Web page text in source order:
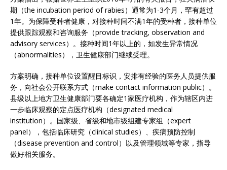
期（the incubation period of rabies）通常为1-3个月，罕有超过
1年。为保障受种者健康，对接种时间不满1年的受种者，接种单位
提供跟踪观察和咨询服务（provide tracking, observation and
advisory services）。接种时间1年以上的，如发生异常情况
（abnormalities），卫生健康部门继续受理。
方案明确，接种单位设置醒目标识，安排有经验的医务人员提供服
务，向社会公开联系方式（make contact information public）。
县级以上地方卫生健康部门要各确定1家医疗机构，作为辖区内进
一步临床观察的定点医疗机构（designated medical
institution）。国家级、省级和地市级组建专家组（expert
panel），包括临床研究（clinical studies）、疾病预防控制
（disease prevention and control）以及管理领域等专家，指导
做好相关服务。